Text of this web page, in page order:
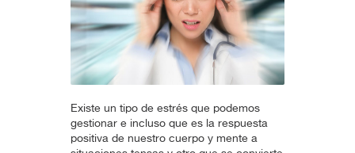
Existe un tipo de estrés que podemos
gestionar e incluso que es la respuesta
positiva de nuestro cuerpo y mente a